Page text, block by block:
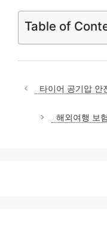
Table of
타이어 공기압 안
해외여행 보